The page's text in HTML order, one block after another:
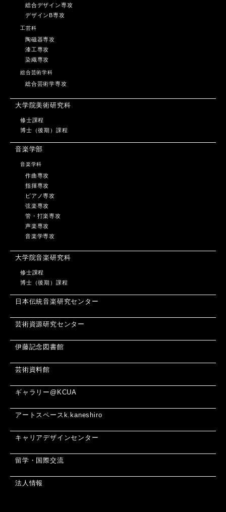
総合デザイン専攻
デザインB専攻
工芸科
陶磁器専攻
漆工専攻
染織専攻
総合芸術学科
総合芸術学専攻
大学院美術研究科
修士課程
博士（後期）課程
音楽学部
音楽学科
作曲専攻
指揮専攻
ピアノ専攻
弦楽専攻
管・打楽専攻
声楽専攻
音楽学専攻
大学院音楽研究科
修士課程
博士（後期）課程
日本伝統音楽研究センター
芸術資源研究センター
伊藤記念図書館
芸術資料館
ギャラリー@KCUA
アートスペースk.kaneshiro
キャリアデザインセンター
留学・国際交流
法人情報